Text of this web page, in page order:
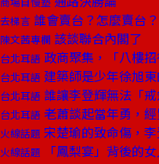
去梯言 誰會賣台？怎麼賣台？
陳文茜專欄 該談聯合內閣了
台北耳語 政商聚集，「八樓
台北耳語 建築師是少年徐旭
台北耳語 誰讓李登輝無法「
台北耳語 老蕭談起當年勇，
火線話題 宋楚瑜的致命傷，
火線話題 「鳳梨宴」背後的